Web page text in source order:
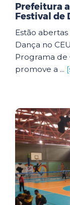
Prefeitura
Festival de
Estão abertas
Dança no
Programa de
promove a ...